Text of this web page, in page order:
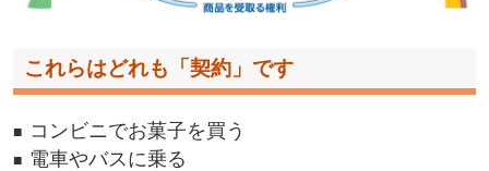
これらはどれも「契約」です
コンビニでお菓子を買う
電車やバスに乗る